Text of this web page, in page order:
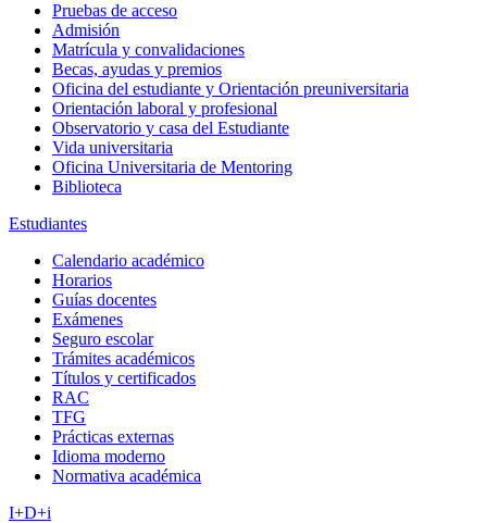
Pruebas de acceso
Admisión
Matrícula y convalidaciones
Becas, ayudas y premios
Oficina del estudiante y Orientación preuniversitaria
Orientación laboral y profesional
Observatorio y casa del Estudiante
Vida universitaria
Oficina Universitaria de Mentoring
Biblioteca
Estudiantes
Calendario académico
Horarios
Guías docentes
Exámenes
Seguro escolar
Trámites académicos
Títulos y certificados
RAC
TFG
Prácticas externas
Idioma moderno
Normativa académica
I+D+i